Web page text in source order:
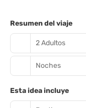
categoría superior,
Suites, ofrecen
personalizado.
tan solo 27 km de
explorar la Riviera Maya. **Debido a la implementación del
registro de la CURP
solicitado por el
de Abril de 2026, se
pasaporte vigente que
Resumen del viaje
2 Adultos
Noches
Esta idea incluye